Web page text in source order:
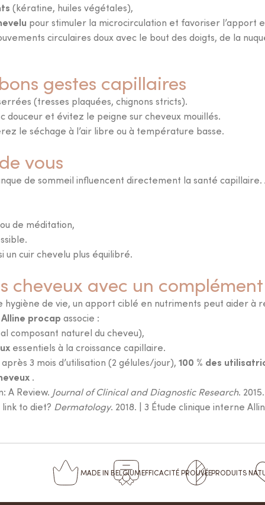
(kératine, huiles végétales),
pour stimuler la microcirculation et favoriser l’apport
circulaires doux avec le bout des doigts, de la
gestes capillaires
(tresses plaquées, chignons stricts).
douceur et évitez le peigne sur cheveux mouillés.
le séchage à l’air libre ou à température basse.
vous
de sommeil influencent directement la santé
de méditation,
un cuir chevelu plus équilibré.
cheveux avec un
hygiène de vie, un apport ciblé en nutriments peut aider à
Alline procap associe :
composant naturel du cheveu),
essentiels à la croissance capillaire.
3 mois d’utilisation (2 gélules/jour), 100 % des
.
A Review. Journal of Clinical and Diagnostic Research.
to diet? Dermatology. 2018. | 3 Étude clinique interne
MADEIN BELGIUMEFFICACITÉPROUVÉEPRODUITS